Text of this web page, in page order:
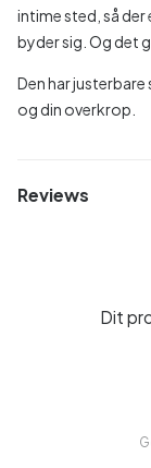
intime sted, så der
byder sig. Og det
Den har
og din overkrop.
Reviews
Dit